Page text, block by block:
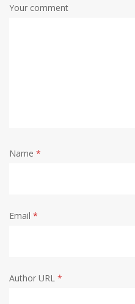
Your comment
Name *
Email *
Author URL *